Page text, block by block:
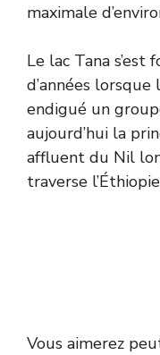
maximale
Le lac Tana
d’années lorsque
endigué un
aujourd’hui la
affluent du Nil
traverse
Vous aimerez